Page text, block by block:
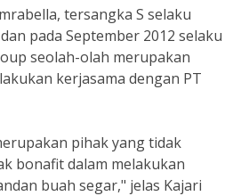
tersangka S selaku
pada September 2012 selaku
seolah-olah merupakan
kerjasama dengan PT
pihak yang tidak
bonafit dalam melakukan
buah segar," jelas Kajari